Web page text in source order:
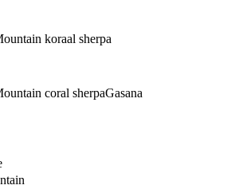
koraal sherpa
coral sherpaGasana